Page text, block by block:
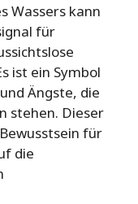
Wassers kann
für
ist ein Symbol
Ängste, die
stehen. Dieser
für
die